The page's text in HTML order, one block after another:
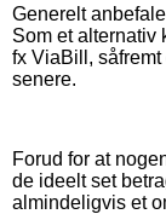
Generelt
Som et alternativ
fx ViaBill,
senere.
Forud for at
de ideelt set
almindeligvis et